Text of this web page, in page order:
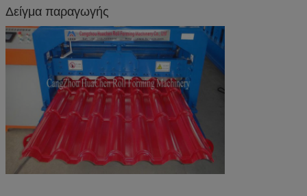
Δείγμα παραγωγής